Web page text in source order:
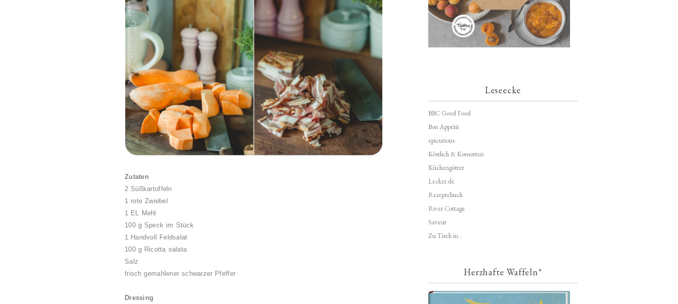
Zutaten
2 Süßkartoffeln
1 rote Zwiebel
1 EL Mehl
100 g Speck im Stück
1 Handvoll Feldsalat
100 g Ricotta salata
Salz
frisch gemahlener schwarzer Pfeffer
Dressing
Leseecke
BBC Good Food
Bon Appétit
epicurious
Köstlich & Konsorten
Küchengötter
Lecker.de
Rezeptebuch
River Cottage
Saveur
Zu Tisch in...
Herzhafte Waffeln*